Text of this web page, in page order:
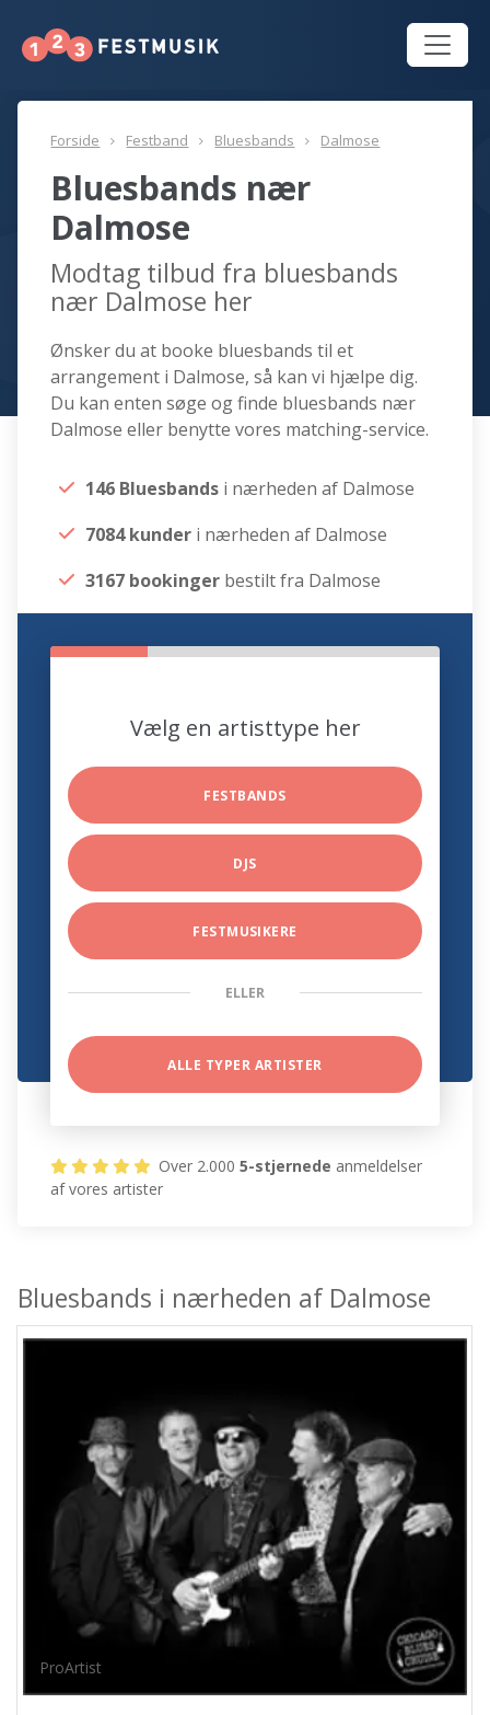
Forside Festband Bluesbands Dalmose
Bluesbands nær
Dalmose
Modtag tilbud fra bluesbands
nær Dalmose her
Ønsker du at booke bluesbands til et
arrangement i Dalmose, så kan vi hjælpe dig.
Du kan enten søge og finde bluesbands nær
Dalmose eller benytte vores matching-service.
146 Bluesbands i nærheden af Dalmose
7084 kunder i nærheden af Dalmose
3167 bookinger bestilt fra Dalmose
Vælg en artisttype her
FESTBANDS
DJS
FESTMUSIKERE
ELLER
ALLE TYPER ARTISTER
Over 2.0005-stjernede anmeldelser
af vores artister
Bluesbands i nærheden af Dalmose
ProArtist